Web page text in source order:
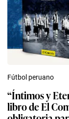
Fútbol peruano
“Íntimos y
libro de El